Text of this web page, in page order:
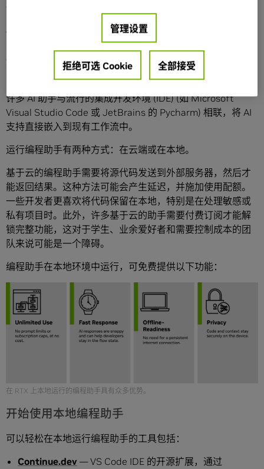
代码，遇上生成式 AI
传统软件开发包括许多单调乏味的任务，例如审阅文档、研
究示例、设置模板代码、编写符合适当语法的代码、追踪错
误和记录功能。这些任务是必不可少的，但可能会占用解决
许多 AI 助手与流行的集成开发环境 (IDE) (如 Microsoft
Visual Studio Code 或 JetBrains 的 Pycharm) 相联，将 AI
支持直接嵌入到现有工作流中。
运行编程助手有两种方式：在云端或在本地。
基于云的编程助手需要将源代码发送到外部服务器，然后才
能返回结果。这种方法可能会产生延迟，并施加使用配额。
一些开发者更喜欢将代码保留在本地，特别是在处理敏感或
私有项目时。此外，许多基于云的助手需要付费订阅才能解
锁完整功能，这对于学生、业余爱好者和需要控制成本的团
队来说可能是一个障碍。
编程助手在本地环境中运行，可免费提供以下功能：
在 RTX 上本地运行的编程助手具有众多优势。
开始使用本地编程助手
可以轻松在本地运行编程助手的工具包括：
Continue.dev — VS Code IDE 的开源扩展，通过
管理设置
拒绝可选 Cookie 全部接受